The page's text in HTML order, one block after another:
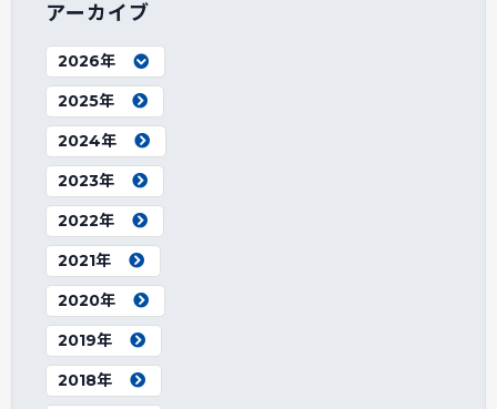
アーカイブ
2026年
2025年
2024年
2023年
2022年
2021年
2020年
2019年
2018年